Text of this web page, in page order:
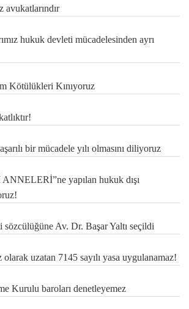
avukatlarındır
hukuk devleti mücadelesinden ayrı
Kötülükleri Kınıyoruz
bir mücadele yılı olmasını diliyoruz
yapılan hukuk dışı
Av. Dr. Başar Yaltı seçildi
uzatan 7145 sayılı yasa uygulanamaz!
Kurulu baroları denetleyemez